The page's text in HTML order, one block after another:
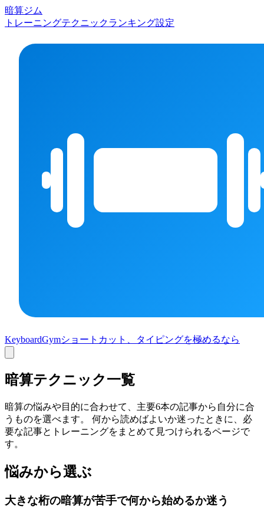
暗算ジム
トレーニングテクニックランキング設定
KeyboardGymショートカット、タイピングを極めるなら
暗算テクニック一覧
暗算の悩みや目的に合わせて、主要6本の記事から自分に合
うものを選べます。 何から読めばよいか迷ったときに、必
要な記事とトレーニングをまとめて見つけられるページで
す。
悩みから選ぶ
大きな桁の暗算が苦手で何から始めるか迷う